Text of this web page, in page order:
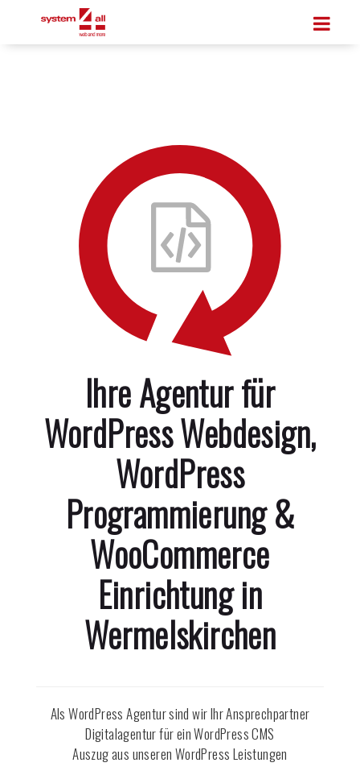
Ihre Agentur für
WordPress Webdesign,
WordPress
Programmierung &
WooCommerce
Einrichtung in
Wermelskirchen
Als WordPress Agentur sind wir Ihr Ansprechpartner
Digitalagentur für ein WordPress CMS
Auszug aus unseren WordPress Leistungen